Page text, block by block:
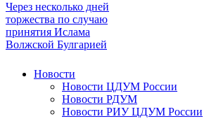
Через несколько дней
торжества по случаю
принятия Ислама
Волжской Булгарией
Новости
Новости ЦДУМ России
Новости РДУМ
Новости РИУ ЦДУМ России